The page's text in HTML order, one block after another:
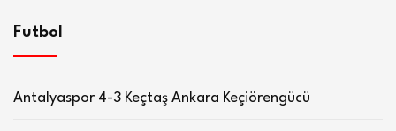
Futbol
Antalyaspor 4-3 Keçtaş Ankara Keçiörengücü